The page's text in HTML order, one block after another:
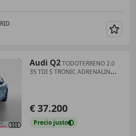
Audi Q2TODOTERRENO 2.0
35 TDI S TRONIC ADRENALIN
€ 37.200
Precio justo